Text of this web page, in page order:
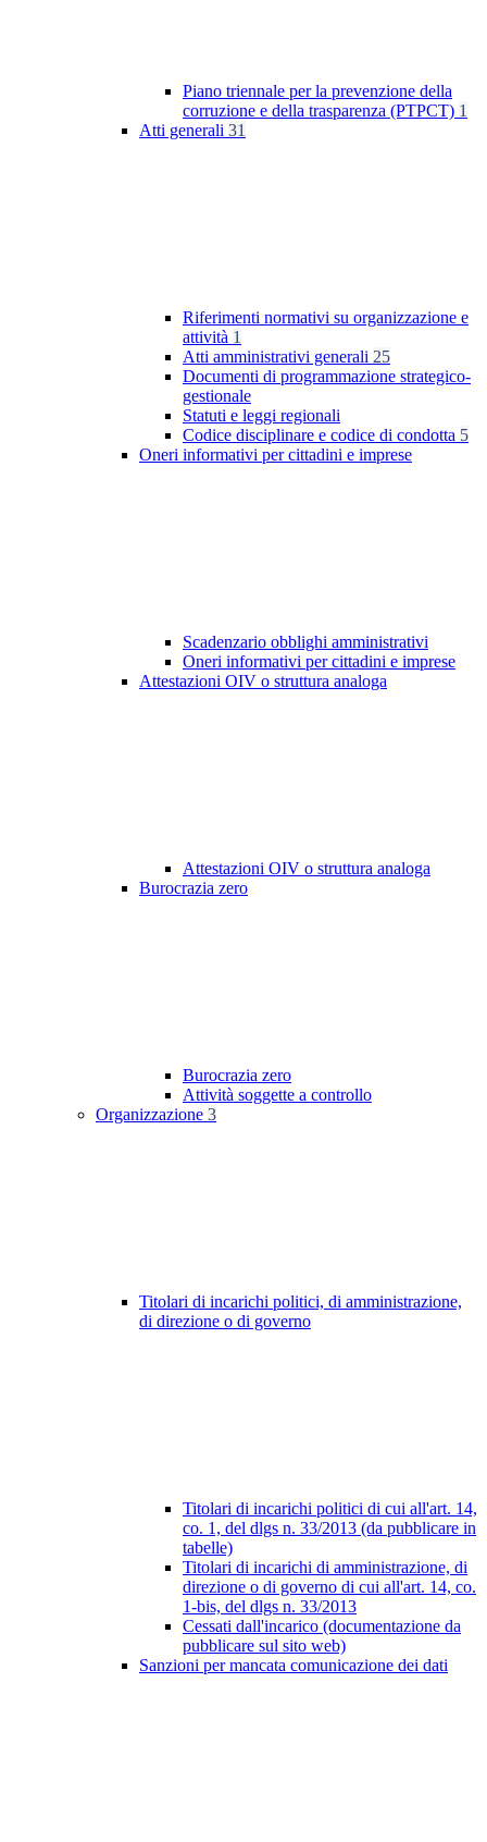
Piano triennale per la prevenzione della
corruzione e della trasparenza (PTPCT) 1
Atti generali 31
Riferimenti normativi su organizzazione e
attività 1
Atti amministrativi generali 25
Documenti di programmazione strategico-
gestionale
Statuti e leggi regionali
Codice disciplinare e codice di condotta 5
Oneri informativi per cittadini e imprese
Scadenzario obblighi amministrativi
Oneri informativi per cittadini e imprese
Attestazioni OIV o struttura analoga
Attestazioni OIV o struttura analoga
Burocrazia zero
Burocrazia zero
Attività soggette a controllo
Organizzazione 3
Titolari di incarichi politici, di amministrazione,
di direzione o di governo
Titolari di incarichi politici di cui all'art. 14,
co. 1, del dlgs n. 33/2013 (da pubblicare in
tabelle)
Titolari di incarichi di amministrazione, di
direzione o di governo di cui all'art. 14, co.
1-bis, del dlgs n. 33/2013
Cessati dall'incarico (documentazione da
pubblicare sul sito web)
Sanzioni per mancata comunicazione dei dati